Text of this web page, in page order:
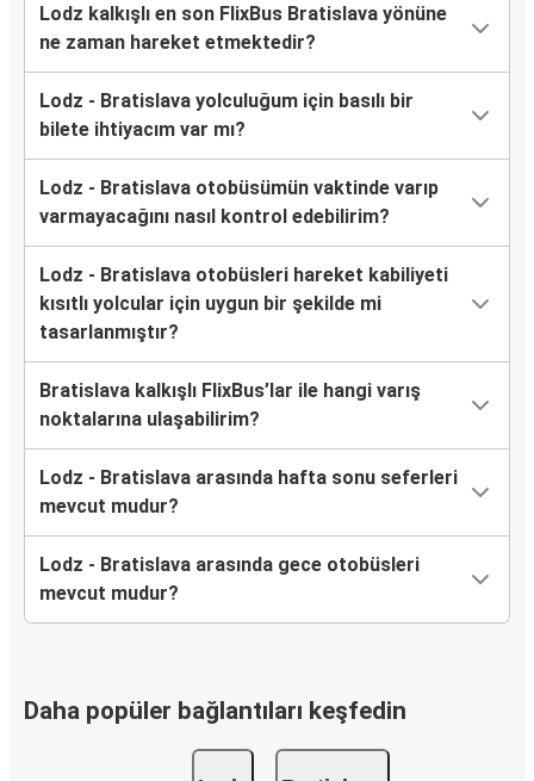
Lodz kalkışlı en son FlixBus Bratislava yönüne
ne zaman hareket etmektedir?
Lodz - Bratislava yolculuğum için basılı bir
bilete ihtiyacım var mı?
Lodz - Bratislava otobüsümün vaktinde varıp
varmayacağını nasıl kontrol edebilirim?
Lodz - Bratislava otobüsleri hareket kabiliyeti
kısıtlı yolcular için uygun bir şekilde mi
tasarlanmıştır?
Bratislava kalkışlı FlixBus’lar ile hangi varış
noktalarına ulaşabilirim?
Lodz - Bratislava arasında hafta sonu seferleri
mevcut mudur?
Lodz - Bratislava arasında gece otobüsleri
mevcut mudur?
Daha popüler bağlantıları keşfedin